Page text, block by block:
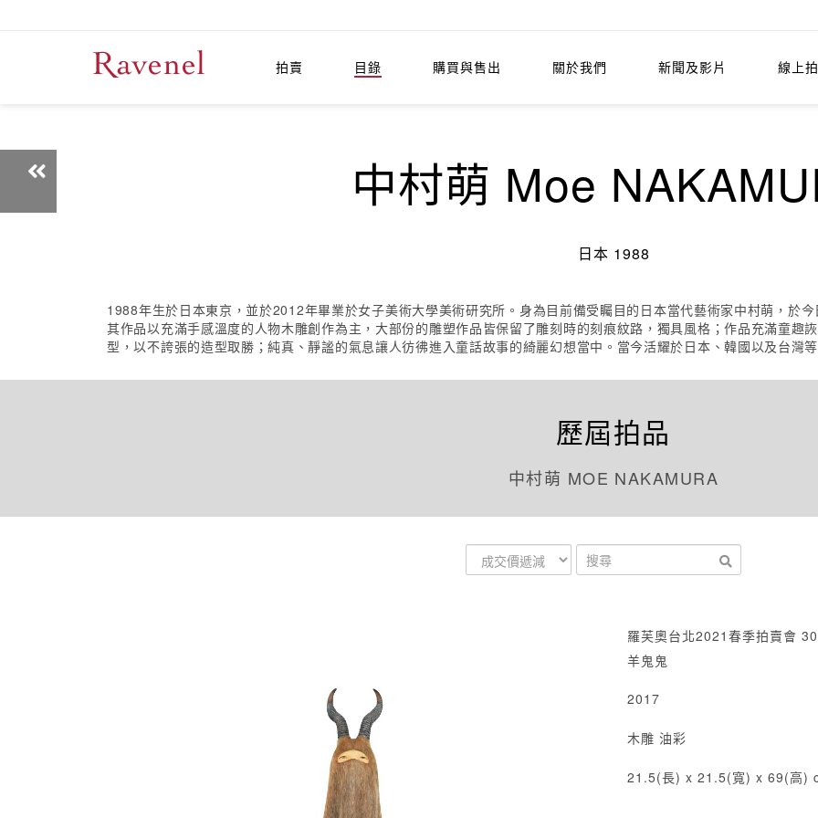
拍賣 目錄 購買與售出 關於我們 新聞及影片 線上
中村萌 Moe
日本 1988
1988年生於日本東京，並於2012年畢業於女子美術大學美術研究所。身為目前備受矚目的日本當代藝術家中村萌，於
其作品以充滿手感溫度的人物木雕創作為主，大部份的雕塑作品皆保留了雕刻時的刻痕紋路，獨具風格；作品充滿童趣
型，以不誇張的造型取勝；純真、靜謐的氣息讓人彷彿進入童話故事的綺麗幻想當中。當今活耀於日本、韓國以及台灣
歷屆拍品
中村萌 MOE NAKAMURA
羅芙奧台北2021春季拍賣會
羊鬼鬼
2017
木雕 油彩
21.5(長) x 21.5(寬) x 69(高)